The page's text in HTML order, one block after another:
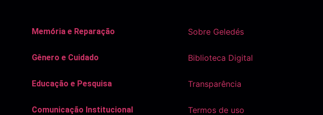
Memória e Reparação
Gênero e Cuidado
Educação e Pesquisa
Comunicação Institucional
Sobre Geledés
Biblioteca Digital
Transparência
Termos de uso